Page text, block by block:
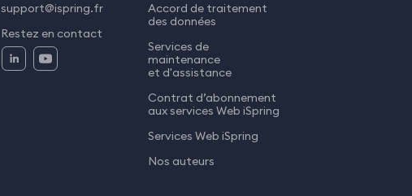
support@ispring.fr
Restez en contact
Accord de traitement
des données
Services de
maintenance
et d'assistance
Contrat d’abonnement
aux services Web iSpring
Services Web iSpring
Nos auteurs